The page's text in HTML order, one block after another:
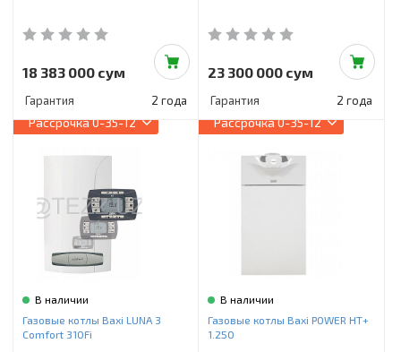
18 383 000 сум
Гарантия 2 года
23 300 000 сум
Гарантия 2 года
Рассрочка0-35-12
В наличии
Газовые котлы Baxi LUNA 3
Comfort 310Fi
Рассрочка0-35-12
В наличии
Газовые котлы Baxi POWER HT+
1.250